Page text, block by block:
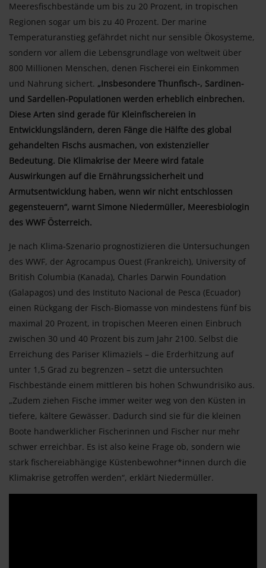
Meeresfischbestände um bis zu 20 Prozent, in tropischen
Regionen sogar um bis zu 40 Prozent. Der marine
Temperaturanstieg gefährdet nicht nur sensible Ökosysteme,
sondern vor allem die Lebensgrundlage von weltweit über
800 Millionen Menschen, denen Fischerei ein Einkommen
und Nahrung sichert. „Insbesondere Thunfisch-, Sardinen-
und Sardellen-Populationen werden erheblich einbrechen.
Diese Arten sind gerade für Kleinfischereien in
Entwicklungsländern, deren Fänge die Hälfte des global
gehandelten Fischs ausmachen, von existenzieller
Bedeutung. Die Klimakrise der Meere wird fatale
Auswirkungen auf die Ernährungssicherheit und
Armutsentwicklung haben, wenn wir nicht entschlossen
gegensteuern“, warnt Simone Niedermüller, Meeresbiologin
des WWF Österreich.
Je nach Klima-Szenario prognostizieren die Untersuchungen
des WWF, der Agrocampus Ouest (Frankreich), University of
British Columbia (Kanada), Charles Darwin Foundation
(Galapagos) und des Instituto Nacional de Pesca (Ecuador)
einen Rückgang der Fisch-Biomasse von mindestens fünf bis
maximal 20 Prozent, in tropischen Meeren einen Einbruch
zwischen 30 und 40 Prozent bis zum Jahr 2100. Selbst die
Erreichung des Pariser Klimaziels – die Erderhitzung auf
unter 1,5 Grad zu begrenzen – setzt die untersuchten
Fischbestände einem mittleren bis hohen Schwundrisiko aus.
„Zudem ziehen Fische immer weiter weg von den Küsten in
tiefere, kältere Gewässer. Dadurch sind sie für die kleinen
Boote handwerklicher Fischerinnen und Fischer nur mehr
schwer erreichbar. Es ist also keine Frage ob, sondern wie
stark fischereiabhängige Küstenbewohner*innen durch die
Klimakrise getroffen werden“, erklärt Niedermüller.